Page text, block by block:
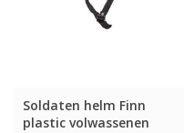
Soldaten helm Finn
plastic volwassenen